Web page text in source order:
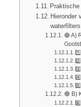
Hieronder
🔵 A)
🔵 B)